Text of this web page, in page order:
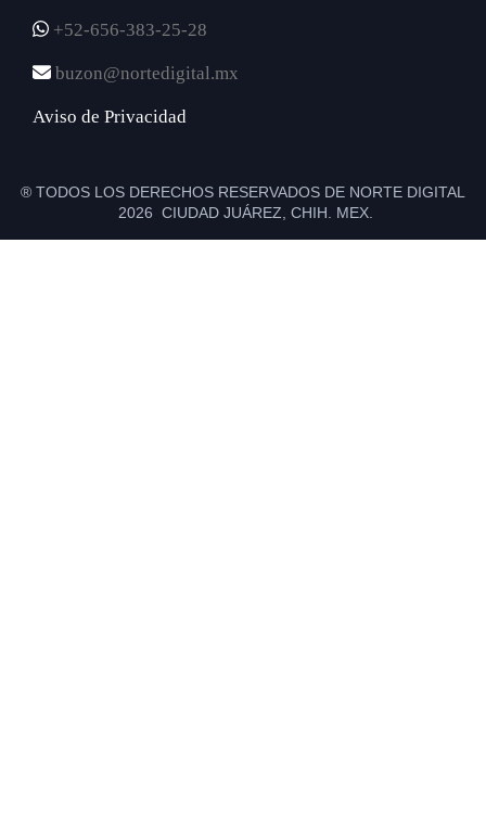
+52-656-383-25-28
buzon@nortedigital.mx
Aviso de Privacidad
® TODOS LOS DERECHOS RESERVADOS DE NORTE DIGITAL
2026 CIUDAD JUÁREZ, CHIH. MEX.